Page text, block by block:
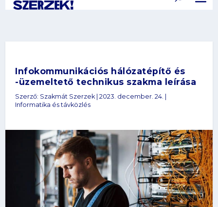
Infokommunikációs hálózatépítő és
-üzemeltető technikus szakma leírása
Szerző: Szakmát Szerzek|2023. december. 24.
Informatika és távközlés